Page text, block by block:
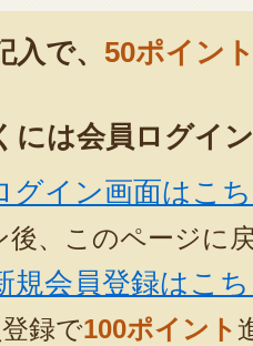
で、 50ポイン
には会員ログイ
グイン画面はこ
後、このページに
規会員登録はこ
登録で100ポイント